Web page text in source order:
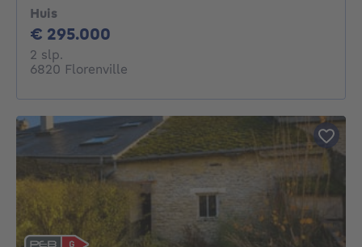
Huis
€ 295.000
2 slp.
6820 Florenville